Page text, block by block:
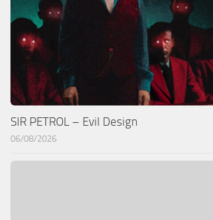
SIR PETROL – Evil Design
06/08/2026